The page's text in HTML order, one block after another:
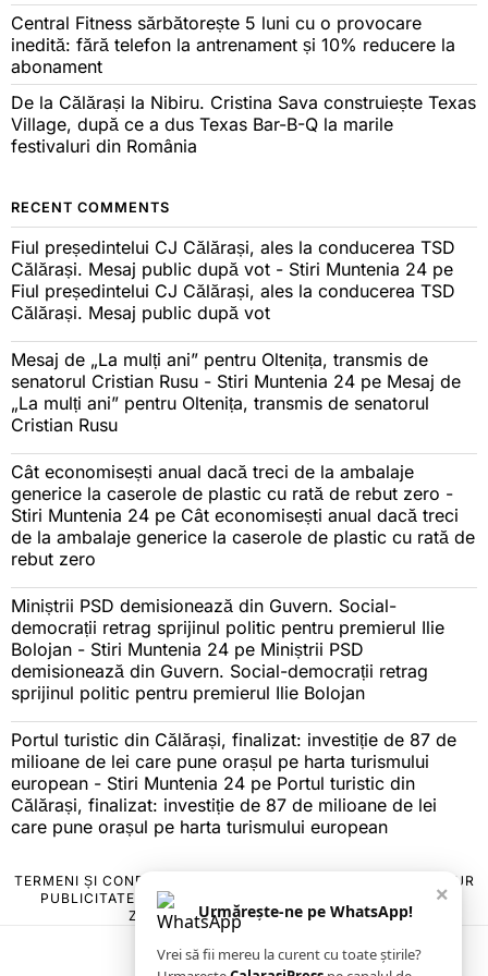
Central Fitness sărbătorește 5 luni cu o provocare
inedită: fără telefon la antrenament și 10% reducere la
abonament
De la Călărași la Nibiru. Cristina Sava construiește Texas
Village, după ce a dus Texas Bar-B-Q la marile
festivaluri din România
RECENT COMMENTS
Fiul președintelui CJ Călărași, ales la conducerea TSD
Călărași. Mesaj public după vot - Stiri Muntenia 24 pe
Fiul președintelui CJ Călărași, ales la conducerea TSD
Călărași. Mesaj public după vot
Mesaj de „La mulți ani” pentru Oltenița, transmis de
senatorul Cristian Rusu - Stiri Muntenia 24 pe Mesaj de
„La mulți ani” pentru Oltenița, transmis de senatorul
Cristian Rusu
Cât economisești anual dacă treci de la ambalaje
generice la caserole de plastic cu rată de rebut zero -
Stiri Muntenia 24 pe Cât economisești anual dacă treci
de la ambalaje generice la caserole de plastic cu rată de
rebut zero
Miniștrii PSD demisionează din Guvern. Social-
democrații retrag sprijinul politic pentru premierul Ilie
Bolojan - Stiri Muntenia 24 pe Miniștrii PSD
demisionează din Guvern. Social-democrații retrag
sprijinul politic pentru premierul Ilie Bolojan
Portul turistic din Călărași, finalizat: investiție de 87 de
milioane de lei care pune orașul pe harta turismului
european - Stiri Muntenia 24 pe Portul turistic din
Călărași, finalizat: investiție de 87 de milioane de lei
care pune orașul pe harta turismului european
TERMENI ȘI CONDIȚII
POLITICA DE ANULARE & RETUR
PUBLICITATE ONLINE & TIPĂRITĂ
CONTACT
ZIARUL ANUNȚUL CĂLĂRĂȘEAN
×
Urmărește-ne pe WhatsApp!
Vrei să fii mereu la curent cu toate știrile?